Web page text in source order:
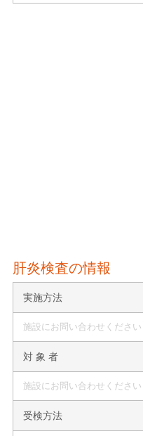
肝炎検査の情報
実施方法
施設にお問い合わせください
対 象 者
施設にお問い合わせください
受検方法